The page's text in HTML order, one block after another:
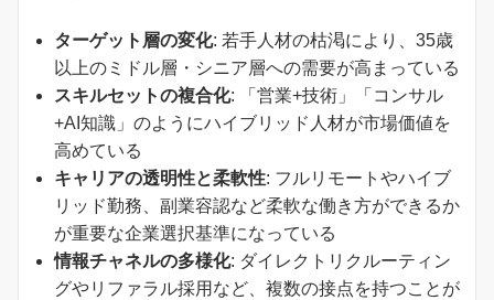
ターゲット層の変化: 若手人材の枯渇により、35歳
以上のミドル層・シニア層への需要が高まっている
スキルセットの複合化: 「営業+技術」「コンサル
+AI知識」のようにハイブリッド人材が市場価値を
高めている
キャリアの透明性と柔軟性: フルリモートやハイブ
リッド勤務、副業容認など柔軟な働き方ができるか
が重要な企業選択基準になっている
情報チャネルの多様化: ダイレクトリクルーティン
グやリファラル採用など、複数の接点を持つことが